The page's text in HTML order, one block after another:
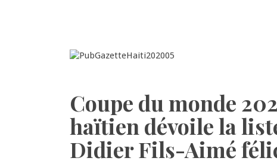
Coupe du monde
haïtien dévoile la
Didier Fils-Aimé